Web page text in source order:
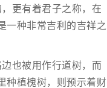
更有着君子之称，在
一种非常吉利的吉祥之
也被用作行道树，而
种植槐树，则预示着财